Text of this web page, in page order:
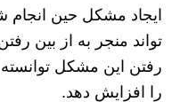
ایجاد مشکل حین انجام
تواند منجر به از بین
رفتن این مشکل
را افزایش دهد.